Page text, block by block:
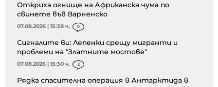
Откриха огнище на Африканска чума по
свинете във Варненско
07.08.2026 | 15:38 ч. 0
Сигналите ви: Лепенки срещу мигранти и
проблеми на "Златните мостове"
07.08.2026 | 15:30 ч. 2
Рядка спасителна операция в Антарктида в